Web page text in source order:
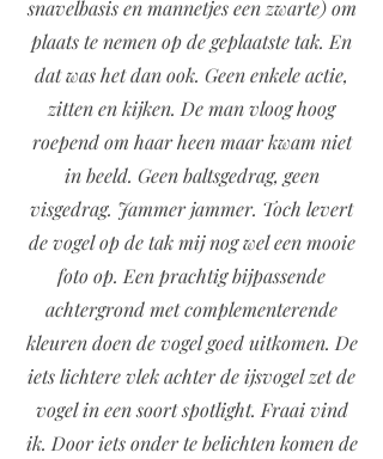
snavelbasis en mannetjes een zwarte) om
plaats te nemen op de geplaatste tak. En
dat was het dan ook. Geen enkele actie,
zitten en kijken. De man vloog hoog
roepend om haar heen maar kwam niet
in beeld. Geen baltsgedrag, geen
visgedrag. Jammer jammer. Toch levert
de vogel op de tak mij nog wel een mooie
foto op. Een prachtig bijpassende
achtergrond met complementerende
kleuren doen de vogel goed uitkomen. De
iets lichtere vlek achter de ijsvogel zet de
vogel in een soort spotlight. Fraai vind
ik. Door iets onder te belichten komen de